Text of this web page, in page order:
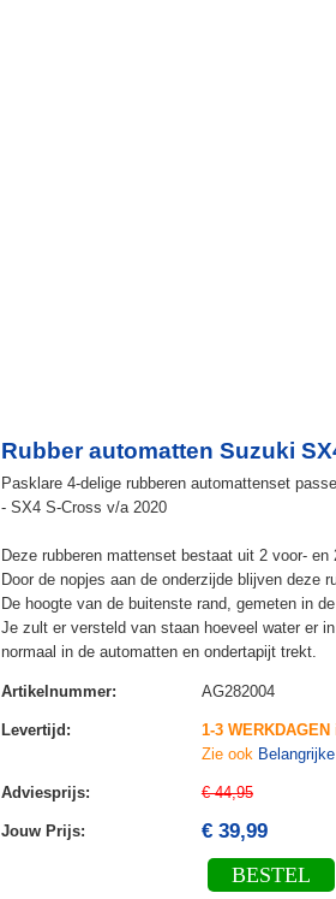
Rubber automatten Suzuki
Pasklare 4-delige rubberen automattenset
- SX4 S-Cross v/a 2020
Deze rubberen mattenset bestaat uit 2 voor-
Door de nopjes aan de onderzijde blijven deze
De hoogte van de buitenste rand, gemeten in
Je zult er versteld van staan hoeveel water er
normaal in de automatten en ondertapijt trekt.
Artikelnummer: AG282004
Levertijd:
1-3
Zie ook
Adviesprijs: € 44,95
Jouw Prijs: € 39,99
BESTEL